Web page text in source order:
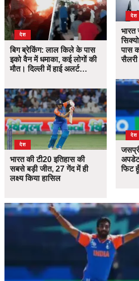
देश
बिग ब्रेकिंग: लाल किले के पास
इको वैन में धमाका, कई लोगों की
मौत। दिल्ली में हाई अलर्ट…
देश
भारत की टी20 इतिहास की
सबसे बड़ी जीत, 27 गेंद में ही
लक्ष्य किया हासिल
देश
भारत
पास
सैलरी
देश
फिट